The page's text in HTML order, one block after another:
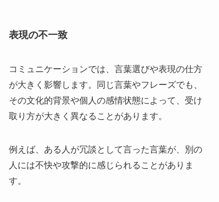
表現の不一致
コミュニケーションでは、言葉選びや表現の仕方
が大きく影響します。同じ言葉やフレーズでも、
その文化的背景や個人の感情状態によって、受け
取り方が大きく異なることがあります。
例えば、ある人が冗談として言った言葉が、別の
人には不快や攻撃的に感じられることがありま
す。